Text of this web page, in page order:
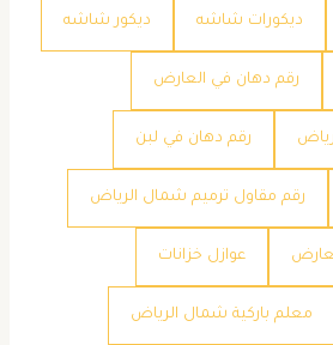
ديكورات شاشه ديكور شاشه
رقم دهان في العارض
رقم دهان في لبن
رقم مقاول ترميم شمال الرياض
عوازل خزانات
معلم باركية شمال الرياض